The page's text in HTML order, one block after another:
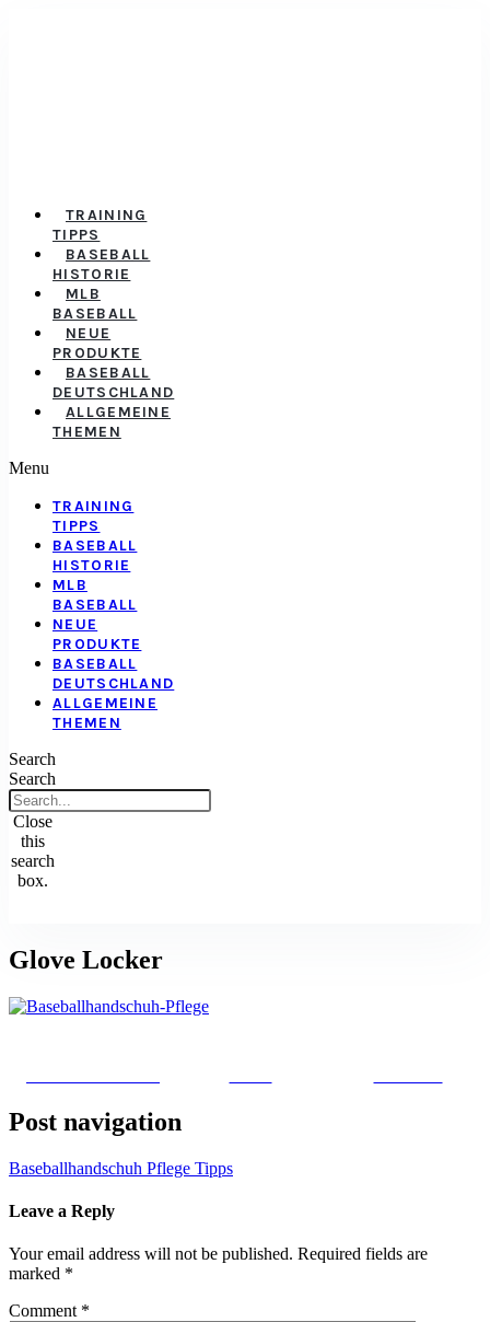
TRAINING
TIPPS
BASEBALL
HISTORIE
MLB
BASEBALL
NEUE
PRODUKTE
BASEBALL
DEUTSCHLAND
ALLGEMEINE
THEMEN
Menu
TRAINING
TIPPS
BASEBALL
HISTORIE
MLB
BASEBALL
NEUE
PRODUKTE
BASEBALL
DEUTSCHLAND
ALLGEMEINE
THEMEN
Search
Search
Close
this
search
box.
Glove Locker
Post navigation
Baseballhandschuh Pflege Tipps
Leave a Reply
Your email address will not be published. Required fields are
marked *
Comment *